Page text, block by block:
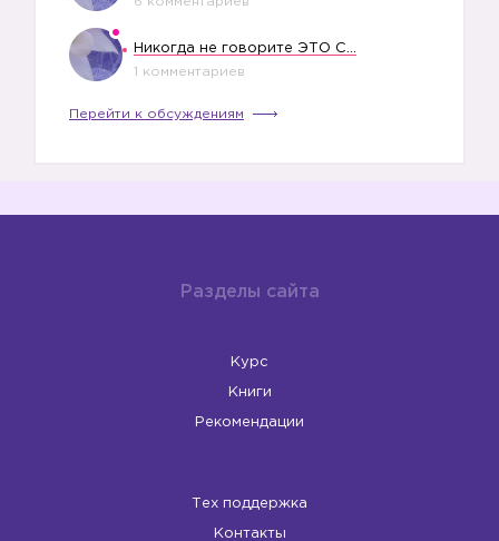
1 комментариев
Перейти к обсуждениям
Разделы сайта
Курс
Книги
Рекомендации
Тех поддержка
Контакты